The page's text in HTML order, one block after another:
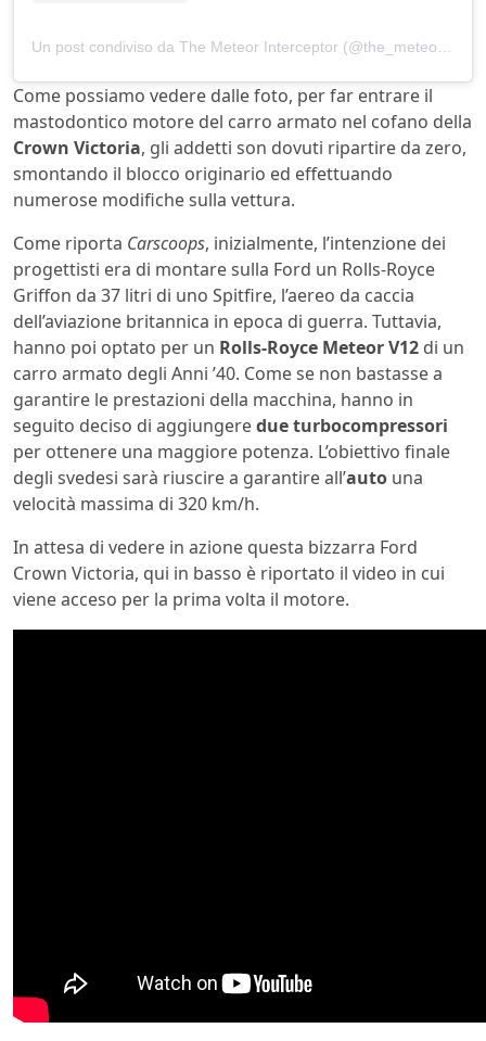
Come possiamo vedere dalle foto, per far entrare il
mastodontico motore del carro armato nel cofano della
Crown Victoria, gli addetti son dovuti ripartire da zero,
smontando il blocco originario ed effettuando
numerose modifiche sulla vettura.
Come riporta Carscoops, inizialmente, l’intenzione dei
progettisti era di montare sulla Ford un Rolls-Royce
Griffon da 37 litri di uno Spitfire, l’aereo da caccia
dell’aviazione britannica in epoca di guerra. Tuttavia,
hanno poi optato per un Rolls-Royce Meteor V12 di un
carro armato degli Anni ’40. Come se non bastasse a
garantire le prestazioni della macchina, hanno in
seguito deciso di aggiungeredue turbocompressori
per ottenere una maggiore potenza. L’obiettivo finale
degli svedesi sarà riuscire a garantire all’auto una
velocità massima di 320 km/h.
In attesa di vedere in azione questa bizzarra Ford
Crown Victoria, qui in basso è riportato il video in cui
viene acceso per la prima volta il motore.